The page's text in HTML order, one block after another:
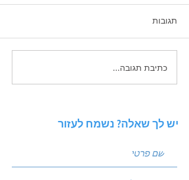
זכויות יוצרים בשיווק
הדיגיטלי - בעידן הAI
תגובות
כתיבת תגובה...
יש לך שאלה? נשמח לעזור